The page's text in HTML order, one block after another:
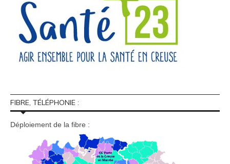
FIBRE, TÉLÉPHONIE :
Déploiement de la fibre :